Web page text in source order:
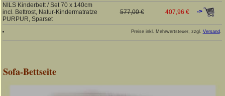
NILS Kinderbett / Set 70 x 140cm
incl. Bettrost, Natur-Kindermatratze
PURPUR, Sparset
577,00 € 407,96 € ->
Preise inkl. Mehrwertsteuer, zzgl. Versand
Sofa-Bettseite